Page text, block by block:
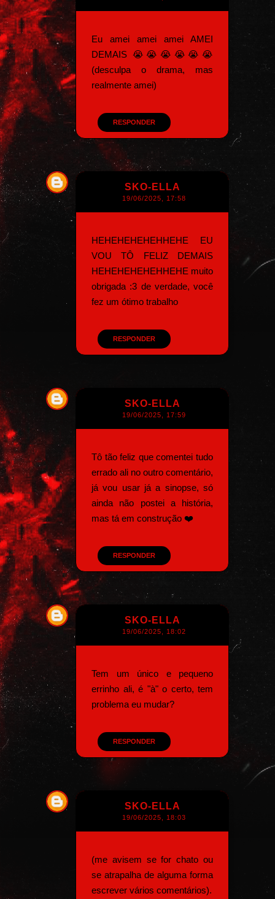
Eu amei amei amei AMEI
DEMAIS 😭😭😭😭😭😭
(desculpa o drama, mas
realmente amei)
RESPONDER
SKO-ELLA
19/06/2025, 17:58
HEHEHEHEHEHHEHE EU
VOU TÔ FELIZ DEMAIS
HEHEHEHEHEHHEHE muito
obrigada :3 de verdade, você
fez um ótimo trabalho
RESPONDER
SKO-ELLA
19/06/2025, 17:59
Tô tão feliz que comentei tudo
errado ali no outro comentário,
já vou usar já a sinopse, só
ainda não postei a história,
mas tá em construção ❤️
RESPONDER
SKO-ELLA
19/06/2025, 18:02
Tem um único e pequeno
errinho ali, é "à" o certo, tem
problema eu mudar?
RESPONDER
SKO-ELLA
19/06/2025, 18:03
(me avisem se for chato ou
se atrapalha de alguma forma
escrever vários comentários).